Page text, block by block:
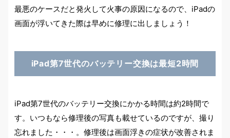
最悪のケースだと発火して火事の原因になるので、iPadの
画面が浮いてきた際は早めに修理に出しましょう！
iPad第7世代のバッテリー交換は最短2時間
iPad第7世代のバッテリー交換にかかる時間は約2時間で
す。いつもなら修理後の写真も載せているのですが、撮り
忘れました・・・。修理後は画面浮きの症状が改善されま